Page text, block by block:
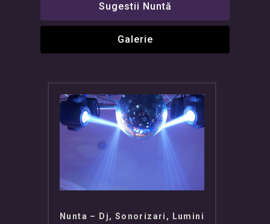
Sugestii Nuntă
Galerie
Nunta – Dj, Sonorizari, Lumini